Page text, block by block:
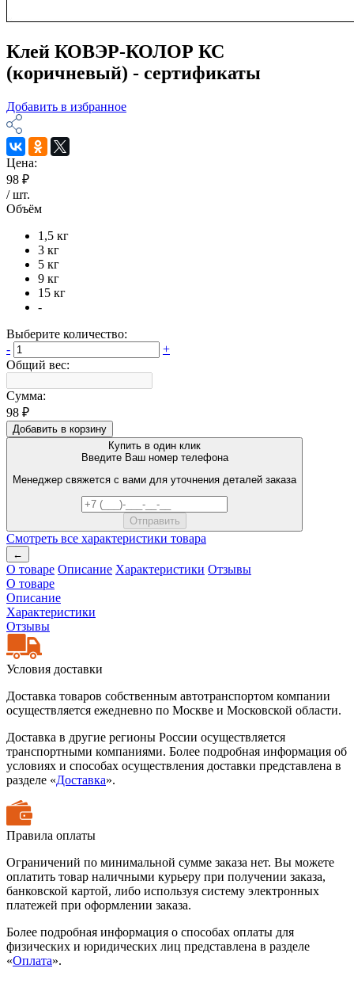
Клей КОВЭР-КОЛОР КС
(коричневый) - сертификаты
Добавить в избранное
Цена:
98 ₽
/шт.
Объём
1,5 кг
3 кг
5 кг
9 кг
15 кг
-
Выберите количество:
-
+
Общий вес:
Сумма:
98 ₽
Добавить в корзину
Купить в один клик
Введите Ваш номер телефона
Менеджер свяжется с вами для уточнения деталей заказа
Смотреть все характеристики товара
←
О товаре Описание Характеристики Отзывы
О товаре
Описание
Характеристики
Отзывы
Условия доставки
Доставка товаров собственным автотранспортом компании
осуществляется ежедневно по Москве и Московской области.
Доставка в другие регионы России осуществляется
транспортными компаниями. Более подробная информация об
условиях и способах осуществления доставки представлена в
разделе «Доставка».
Правила оплаты
Ограничений по минимальной сумме заказа нет. Вы можете
оплатить товар наличными курьеру при получении заказа,
банковской картой, либо используя систему электронных
платежей при оформлении заказа.
Более подробная информация о способах оплаты для
физических и юридических лиц представлена в разделе
«Оплата».